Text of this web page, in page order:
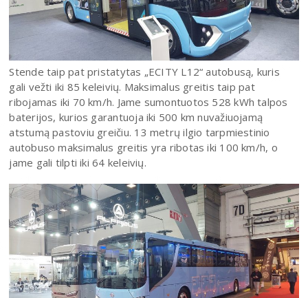
Stende taip pat pristatytas „ECITY L12“ autobusą, kuris
gali vežti iki 85 keleivių. Maksimalus greitis taip pat
ribojamas iki 70 km/h. Jame sumontuotos 528 kWh talpos
baterijos, kurios garantuoja iki 500 km nuvažiuojamą
atstumą pastoviu greičiu. 13 metrų ilgio tarpmiestinio
autobuso maksimalus greitis yra ribotas iki 100 km/h, o
jame gali tilpti iki 64 keleivių.